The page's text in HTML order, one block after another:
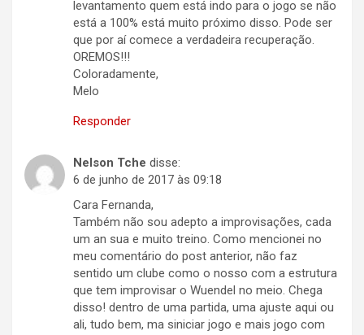
levantamento quem está indo para o jogo se não
está a 100% está muito próximo disso. Pode ser
que por aí comece a verdadeira recuperação.
OREMOS!!!
Coloradamente,
Melo
Responder
Nelson Tche disse:
6 de junho de 2017 às 09:18
Cara Fernanda,
Também não sou adepto a improvisações, cada
um an sua e muito treino. Como mencionei no
meu comentário do post anterior, não faz
sentido um clube como o nosso com a estrutura
que tem improvisar o Wuendel no meio. Chega
disso! dentro de uma partida, uma ajuste aqui ou
ali, tudo bem, ma siniciar jogo e mais jogo com